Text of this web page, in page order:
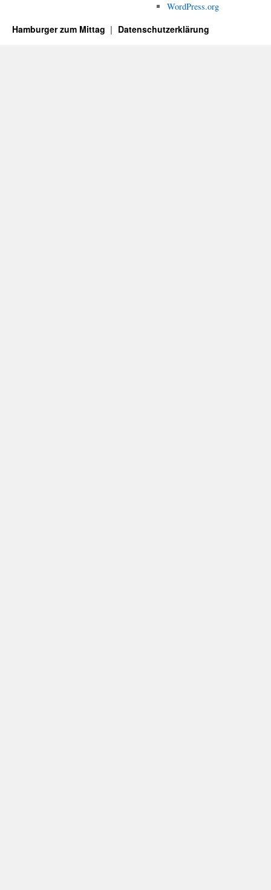
WordPress.org
Hamburger zum Mittag Datenschutzerklärung